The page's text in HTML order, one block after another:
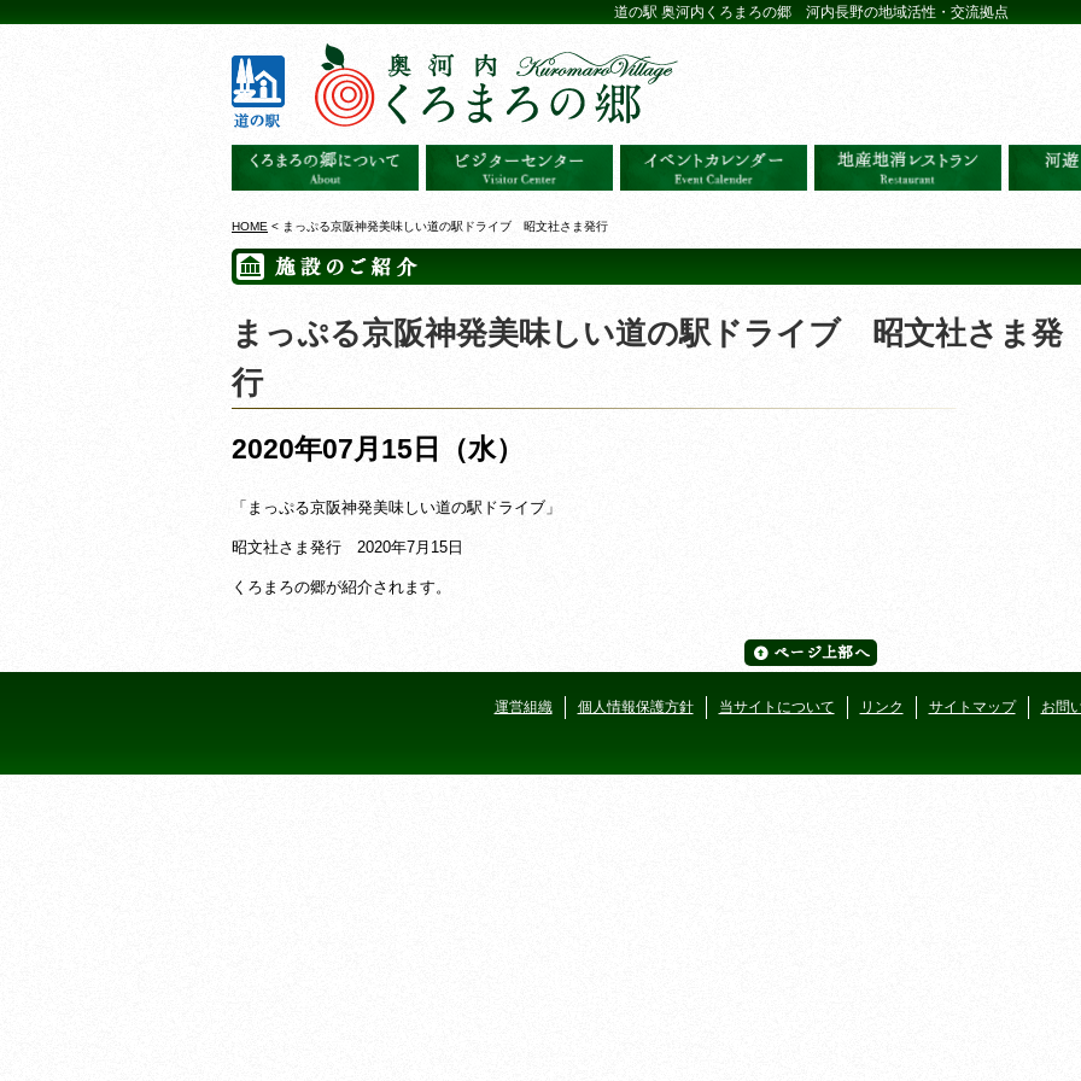
道の駅 奥河内くろまろの郷 河内長野の地域活性・交流拠点
HOME < まっぷる京阪神発美味しい道の駅ドライブ 昭文社さま発行
まっぷる京阪神発美味しい道の駅ドライブ 昭文社さま発
行
2020年07月15日（水）
「まっぷる京阪神発美味しい道の駅ドライブ」
昭文社さま発行 2020年7月15日
くろまろの郷が紹介されます。
運営組織 個人情報保護方針 当サイトについて リンク サイトマップ お問